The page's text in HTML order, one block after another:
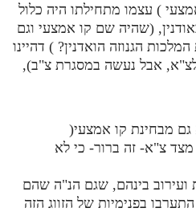
) עצמו מתחילתו היה כלול
(שהיה שם קו אמצעי וגם
הגנוזה הואדנין? ) דהיינו
אבל נעשה במסגרת צ"ב),
גם מבחינת קו אמצעי(
צ"א- זה ברור- כי לא
ועירוב בינהם, שגם הנ"ה שהם
בפנימיות של הזווג הזה